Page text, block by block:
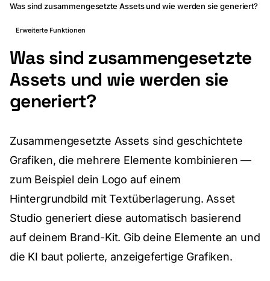
Was sind zusammengesetzte Assets und wie werden sie generiert?
Erweiterte Funktionen
Was sind zusammengesetzte
Assets und wie werden sie
generiert?
Zusammengesetzte Assets sind geschichtete
Grafiken, die mehrere Elemente kombinieren —
zum Beispiel dein Logo auf einem
Hintergrundbild mit Textüberlagerung. Asset
Studio generiert diese automatisch basierend
auf deinem Brand-Kit. Gib deine Elemente an und
die KI baut polierte, anzeigefertige Grafiken.